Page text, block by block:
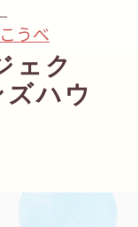
うべ
ェク
ズハウ